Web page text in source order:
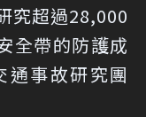
究超過28,000
全帶的防護成
通事故研究團